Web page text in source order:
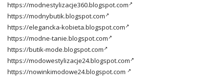
https://modnestylizacje360.blogspot.com
https://modnybutik.blogspot.com
https://elegancka-kobieta.blogspot.com
https://modne-tanie.blogspot.com
https://butik-mode.blogspot.com
https://modowestylizacje24.blogspot.com
https://nowinkimodowe24.blogspot.com